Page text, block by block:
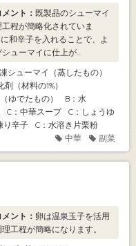
ント： 既製品のシューマイ
程が簡略化されていま
和辛子を入れることで、よ
ューマイに仕上が...
シューマイ（蒸したもの）
（材料の1%）
ゆでたもの）
B：水
C：中華スープ
C：しょうゆ
り辛子
C：水溶き片栗粉
中華
副菜
ント： 卵は温泉玉子を活用
工程が簡略になります。